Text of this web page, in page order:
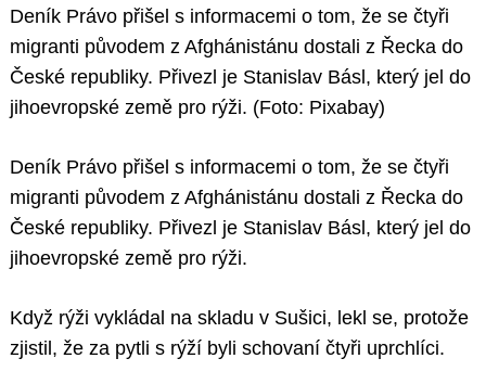
Deník Právo přišel s informacemi o tom, že se čtyři
migranti původem z Afghánistánu dostali z Řecka do
České republiky. Přivezl je Stanislav Básl, který jel do
jihoevropské země pro rýži. (Foto: Pixabay)
Deník Právo přišel s informacemi o tom, že se čtyři
migranti původem z Afghánistánu dostali z Řecka do
České republiky. Přivezl je Stanislav Básl, který jel do
jihoevropské země pro rýži.
Když rýži vykládal na skladu v Sušici, lekl se, protože
zjistil, že za pytli s rýží byli schovaní čtyři uprchlíci.